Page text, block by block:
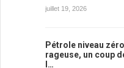
juillet 19, 2026
Pétrole niveau
rageuse, un coup
l…